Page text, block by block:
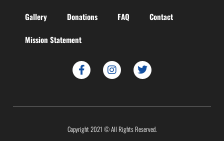
Gallery Donations FAQ Contact
Mission Statement
Copyright 2021 © All Rights Reserved.